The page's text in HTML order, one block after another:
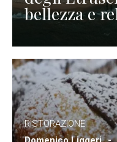
bellezza e
RISTORAZIONE